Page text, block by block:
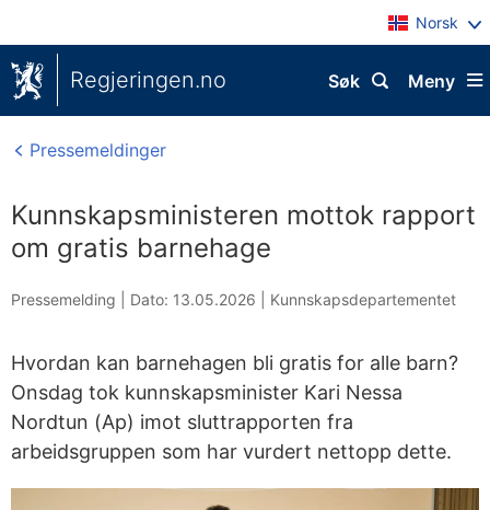
Norsk
Regjeringen.no Meny
Søk
Pressemeldinger
Kunnskapsministeren mottok rapport
om gratis barnehage
Pressemelding | Dato: 13.05.2026 Kunnskapsdepartementet
Hvordan kan barnehagen bli gratis for alle barn?
Onsdag tok kunnskapsminister Kari Nessa
Nordtun (Ap) imot sluttrapporten fra
arbeidsgruppen som har vurdert nettopp dette.